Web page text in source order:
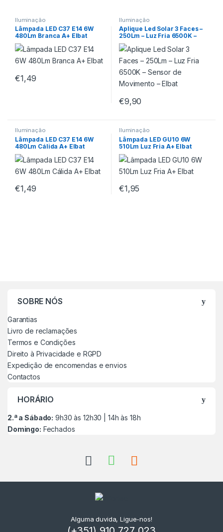
Iluminação
Lâmpada LED C37 E14 6W
480Lm Branca A+ Elbat
€1,49
Iluminação
Aplique Led Solar 3 Faces –
250Lm – Luz Fria 6500K –
Sensor de Movimento – Elbat
€9,90
Iluminação
Lâmpada LED C37 E14 6W
480Lm Cálida A+ Elbat
€1,49
Iluminação
Lâmpada LED GU10 6W
510Lm Luz Fria A+ Elbat
€1,95
SOBRE NÓS
Garantias
Livro de reclamações
Termos e Condições
Direito à Privacidade e RGPD
Expedição de encomendas e envios
Contactos
HORÁRIO
2.ª a Sábado: 9h30 às 12h30 | 14h às 18h
Domingo: Fechados
Alguma duvida, Ligue-nos!